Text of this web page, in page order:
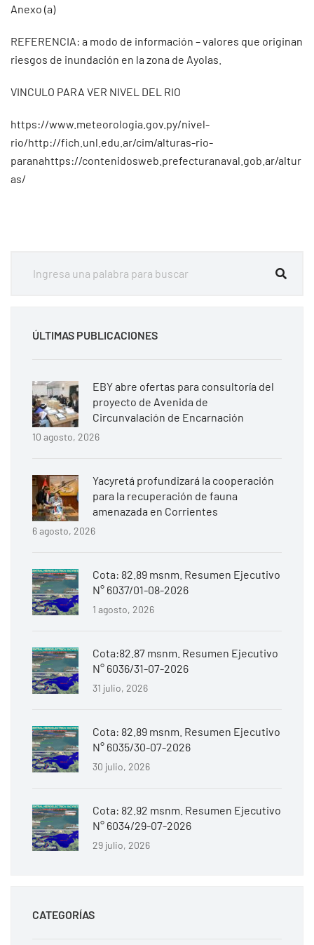
Anexo (a)
REFERENCIA: a modo de información – valores que originan
riesgos de inundación en la zona de Ayolas.
VINCULO PARA VER NIVEL DEL RIO
https://www.meteorologia.gov.py/nivel-
rio/http://fich.unl.edu.ar/cim/alturas-rio-
paranahttps://contenidosweb.prefecturanaval.gob.ar/altur
as/
ÚLTIMAS PUBLICACIONES
EBY abre ofertas para consultoría del
proyecto de Avenida de
Circunvalación de Encarnación
10 agosto, 2026
Yacyretá profundizará la cooperación
para la recuperación de fauna
amenazada en Corrientes
6 agosto, 2026
Cota: 82.89 msnm. Resumen Ejecutivo
N° 6037/01-08-2026
1 agosto, 2026
Cota:82.87 msnm. Resumen Ejecutivo
N° 6036/31-07-2026
31 julio, 2026
Cota: 82.89 msnm. Resumen Ejecutivo
N° 6035/30-07-2026
30 julio, 2026
Cota: 82.92 msnm. Resumen Ejecutivo
N° 6034/29-07-2026
29 julio, 2026
CATEGORÍAS